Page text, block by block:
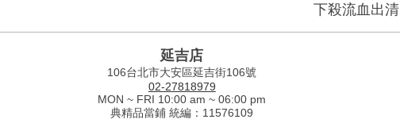
下殺流血出清
延吉店
106台北市大安區延吉街106號
02-27818979
MON ~ FRI 10:00 am ~ 06:00 pm
典精品當鋪 統編：11576109